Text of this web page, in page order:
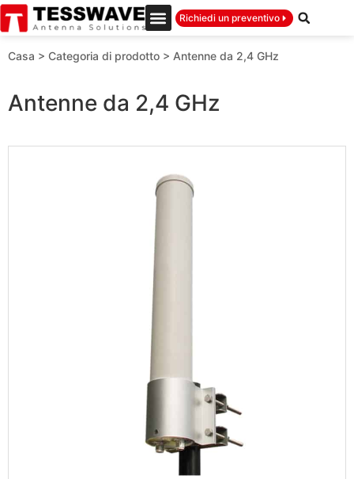
Richiedi un preventivo
Casa > Categoria di prodotto > Antenne da 2,4 GHz
Antenne da 2,4 GHz